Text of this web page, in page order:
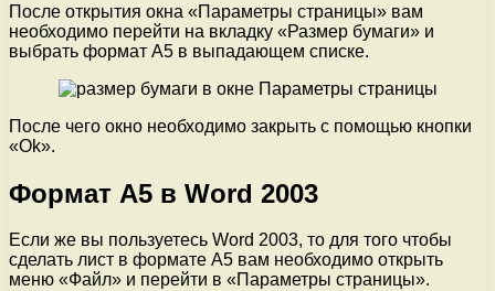
После открытия окна «Параметры страницы» вам
необходимо перейти на вкладку «Размер бумаги» и
выбрать формат A5 в выпадающем списке.
После чего окно необходимо закрыть с помощью кнопки
«Ok».
Формат A5 в Word 2003
Если же вы пользуетесь Word 2003, то для того чтобы
сделать лист в формате A5 вам необходимо открыть
меню «Файл» и перейти в «Параметры страницы».